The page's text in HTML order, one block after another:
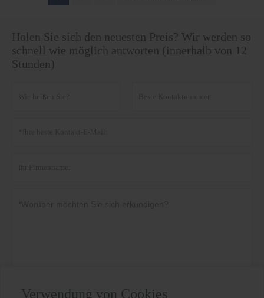
Holen Sie sich den neuesten Preis? Wir werden so
schnell wie möglich antworten (innerhalb von 12
Stunden)
Verwendung von Cookies